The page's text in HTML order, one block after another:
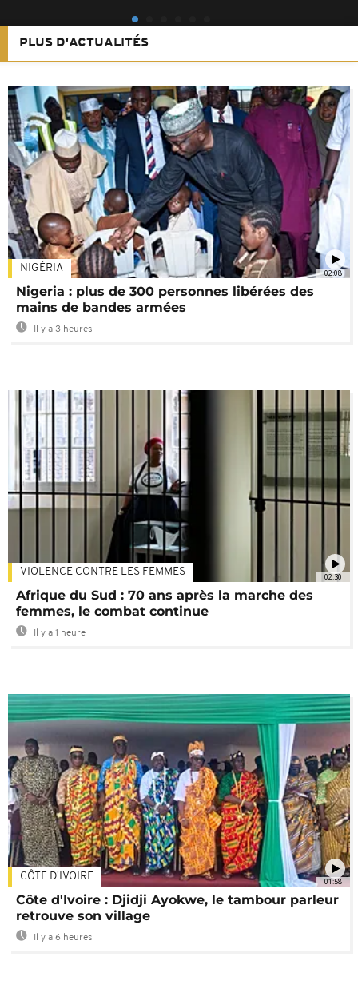
PLUS D'ACTUALITÉS
02:08
NIGÉRIA
Nigeria : plus de 300 personnes libérées des
mains de bandes armées
Il y a 3 heures
02:30
VIOLENCE CONTRE LES FEMMES
Afrique du Sud : 70 ans après la marche des
femmes, le combat continue
Il y a 1 heure
01:58
CÔTE D'IVOIRE
Côte d'Ivoire : Djidji Ayokwe, le tambour parleur
retrouve son village
Il y a 6 heures